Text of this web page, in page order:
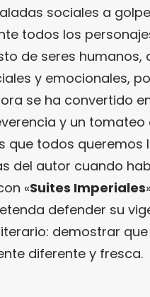
sociales a
todos los
de seres
y emocionales,
se ha convertido
y un
que todos queremos
del autor cuando
«Suites Imperiales
defender su
demostrar
diferente y fresca.